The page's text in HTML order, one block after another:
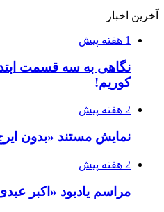
آخرین اخبار
1 هفته پیش
نگاهی به سه قسمت
کوریم!
2 هفته پیش
نمایش مستند «بدون
2 هفته پیش
مراسم یادبود «اکبر